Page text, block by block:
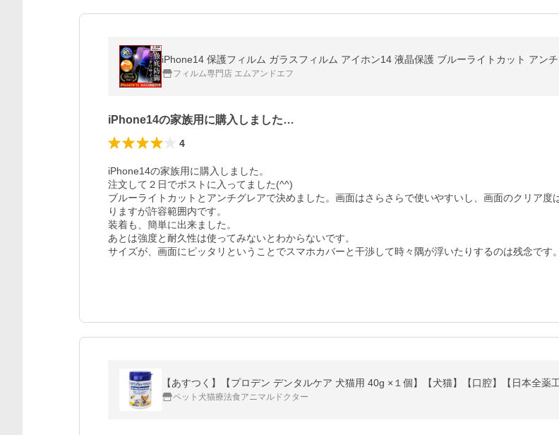
iPhone14 保護フィルム ガラスフィルム アイホン14 液晶保護 ブルーライトカット アン
フィルム専門店 エムアンドエフ
iPhone14の家族用に購入しました…
4
iPhone14の家族用に購入しました。
注文して２日でポストに入ってました(^^)
ブルーライトカットとアンチグレアで決めました。画面はさらさらで使いやすいし、画面のクリア度
りますが許容範囲内です。
装着も、簡単に出来ました。
あとは強度と耐久性は使ってみないとわからないです。
サイズが、画面にピッタリということでスマホカバーと干渉して時々隅が浮いたりするのは残念です。
【あすつく】【プロデン デンタルケア 犬猫用 40g ×１個】【犬猫】【口腔】【日本全薬
ペット犬猫療法食アニマルドクター